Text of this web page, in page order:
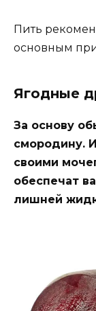
Пить
основным
Ягодные
За основу
смородину.
своими
обеспечат
лишней